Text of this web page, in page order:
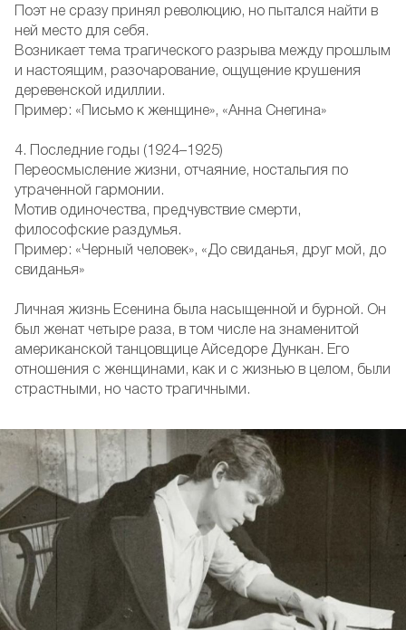
Поэт не сразу принял революцию, но пытался найти в
ней место для себя.
Возникает тема трагического разрыва между прошлым
и настоящим, разочарование, ощущение крушения
деревенской идиллии.
Пример: «Письмо к женщине», «Анна Снегина»
4. Последние годы (1924–1925)
Переосмысление жизни, отчаяние, ностальгия по
утраченной гармонии.
Мотив одиночества, предчувствие смерти,
философские раздумья.
Пример: «Черный человек», «До свиданья, друг мой, до
свиданья»
Личная жизнь Есенина была насыщенной и бурной. Он
был женат четыре раза, в том числе на знаменитой
американской танцовщице Айседоре Дункан. Его
отношения с женщинами, как и с жизнью в целом, были
страстными, но часто трагичными.